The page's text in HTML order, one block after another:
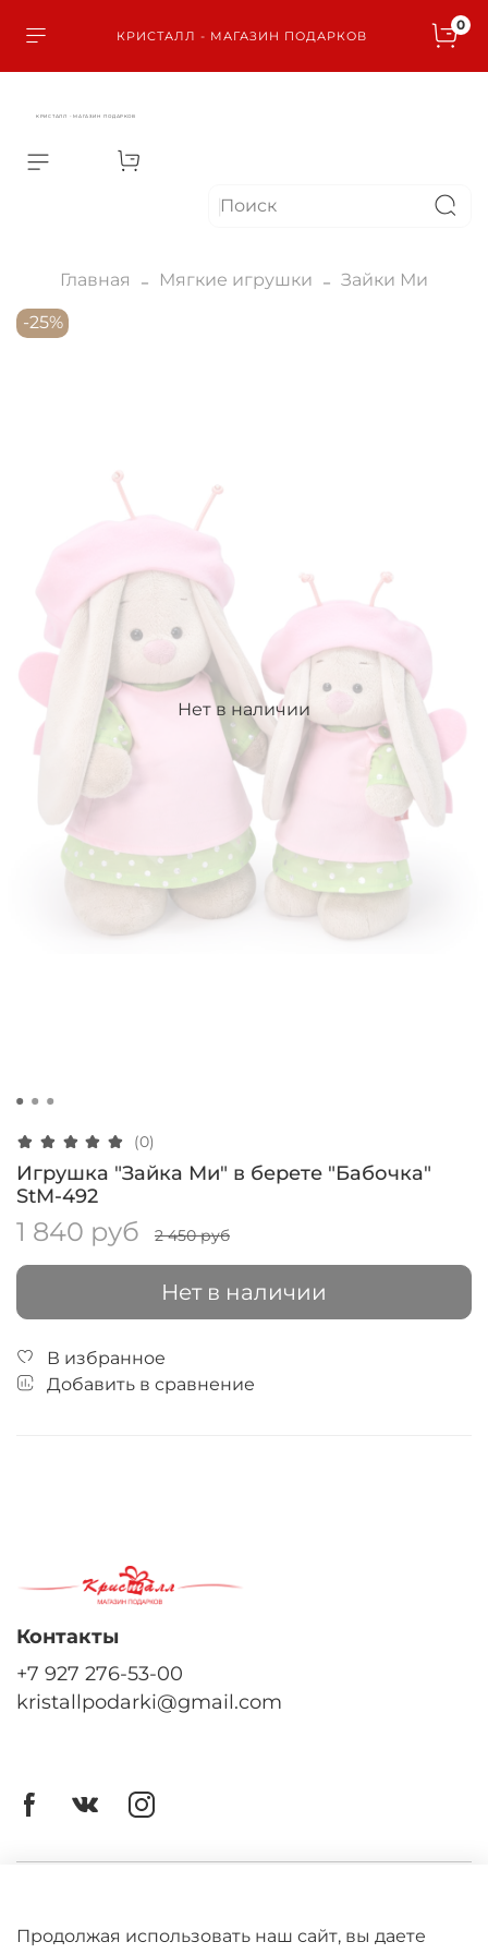
КРИСТАЛЛ - МАГАЗИН ПОДАРКОВ
0
КРИСТАЛЛ - МАГАЗИН ПОДАРКОВ
Главная Мягкие игрушки Зайки Ми
Нет в наличии
-25%
(0)
Игрушка "Зайка Ми" в берете "Бабочка"
StM-492
1 840 руб 2 450 руб
Нет в наличии
В избранное
Добавить в сравнение
Оферта
Контакты
+7 927 276-53-00
kristallpodarki@gmail.com
Продолжая использовать наш сайт, вы даете